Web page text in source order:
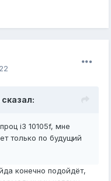
сказал:
i3 10105f, мне
только по будущий
конечно подойдёт,